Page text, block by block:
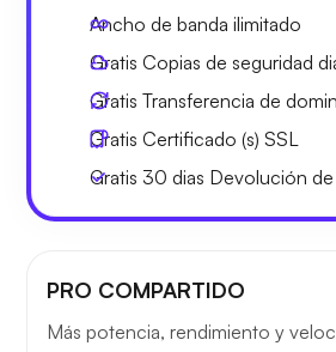
Ancho de banda ilimitado
Gratis Copias de seguridad
Gratis Transferencia de
Gratis Certificado (s) SSL
Gratis 30 dias Devolución
PRO COMPARTIDO
Más potencia, rendimiento y